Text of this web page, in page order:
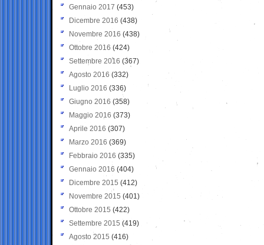
Gennaio 2017 (453)
Dicembre 2016 (438)
Novembre 2016 (438)
Ottobre 2016 (424)
Settembre 2016 (367)
Agosto 2016 (332)
Luglio 2016 (336)
Giugno 2016 (358)
Maggio 2016 (373)
Aprile 2016 (307)
Marzo 2016 (369)
Febbraio 2016 (335)
Gennaio 2016 (404)
Dicembre 2015 (412)
Novembre 2015 (401)
Ottobre 2015 (422)
Settembre 2015 (419)
Agosto 2015 (416)